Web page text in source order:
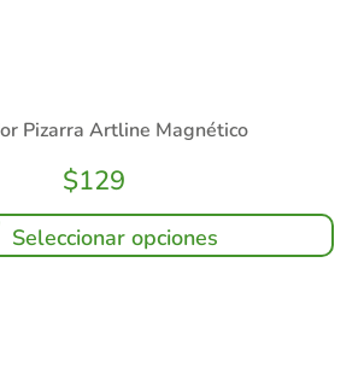
Pizarra Artline Magnético
$129
Seleccionar opciones